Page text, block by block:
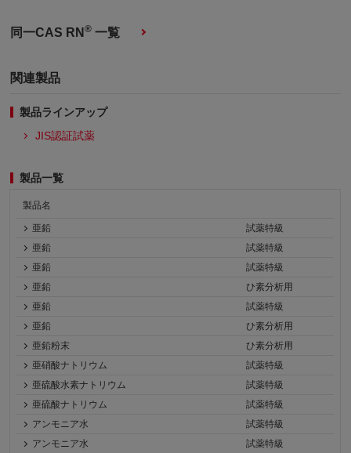
同一CAS RN® 一覧
関連製品
製品ラインアップ
JIS認証試薬
製品一覧
製品名
亜鉛
試薬特級
亜鉛
試薬特級
亜鉛
試薬特級
亜鉛
ひ素分析用
亜鉛
試薬特級
亜鉛
ひ素分析用
亜鉛粉末
ひ素分析用
亜硝酸ナトリウム
試薬特級
亜硫酸水素ナトリウム
試薬特級
亜硫酸ナトリウム
試薬特級
アンモニア水
試薬特級
アンモニア水
試薬特級